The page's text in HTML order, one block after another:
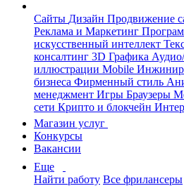
Сайты Дизайн Продвижение
Реклама и Маркетинг
искусственный интеллект
консалтинг 3D Графика
иллюстрации Mobile
бизнеса Фирменный стиль
менеджмент Игры Браузеры
сети Крипто и блокчейн
Магазин услуг
Конкурсы
Вакансии
Еще
Найти работу Все фрилансеры